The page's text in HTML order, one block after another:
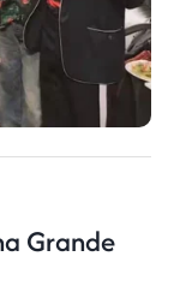
Grande